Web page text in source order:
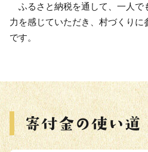
ふるさと納税を通して、一人で
力を感じていただき、村づくりに
です。